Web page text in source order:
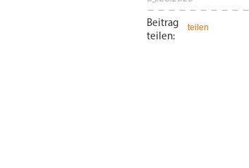
Beitrag
teilen:
teilen